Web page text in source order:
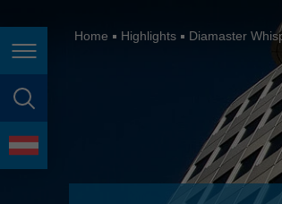
Seitensuche
Sprache
Home Highlights Diamaster